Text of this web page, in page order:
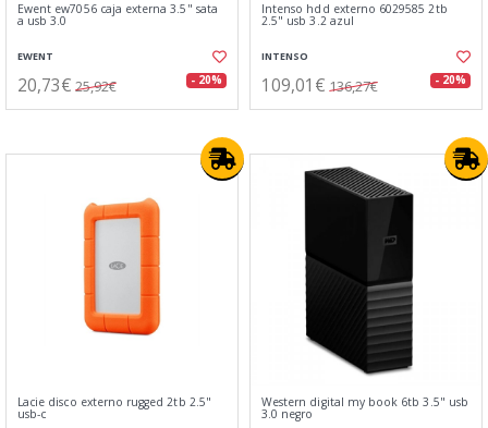
Ewent ew7056 caja externa 3.5" sata
a usb 3.0
EWENT
20,73€ 25,92€ - 20%
Intenso hdd externo 6029585 2tb
2.5" usb 3.2 azul
INTENSO
109,01€ 136,27€ - 20%
Lacie disco externo rugged 2tb 2.5"
usb-c
Western digital my book 6tb 3.5" usb
3.0 negro